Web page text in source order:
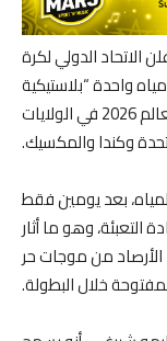
الاتحاد الدولي لكرة
واحدة “بلاستيكية
ومرنة” للاستعمال الواحد إلى ملاعب كأس العالم 2026 في الولايات
وكندا والمكسيك.
بعد يومين فقط
التعبئة، وهو ما أثار
الأرصاد من موجات حر
خلال البطولة.